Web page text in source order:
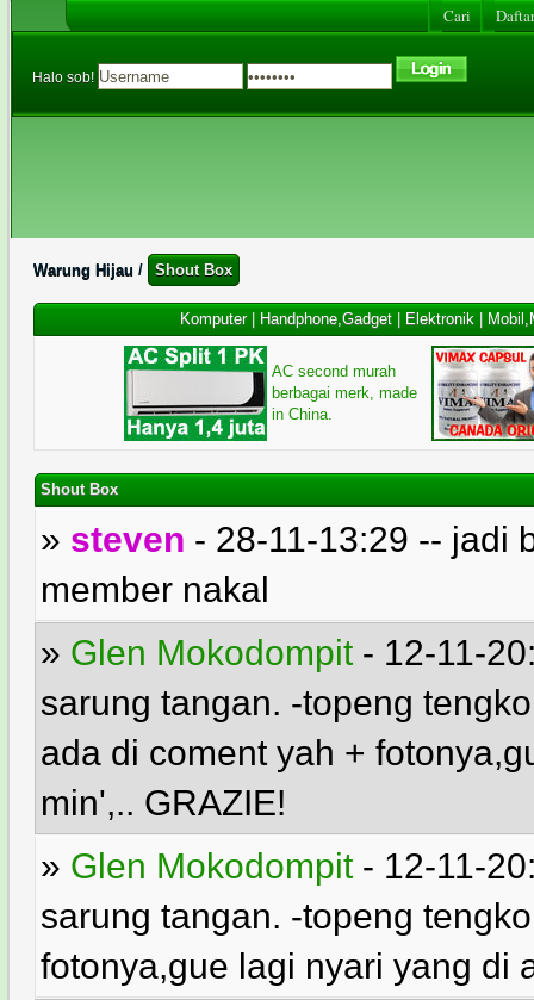
Cari
Halo sob!
Warung Hijau / Shout Box
Komputer| Handphone,Gadget| Elektronik|
AC second murah
berbagai merk, made
in China.
Shout Box
» steven - 28-11-13:29 -- jadi
member nakal
» Glen Mokodompit- 12-11-
sarung tangan. -topeng
ada di coment yah +
min',.. GRAZIE!
» Glen Mokodompit- 12-11-
sarung tangan. -topeng
fotonya,gue lagi nyari yang di